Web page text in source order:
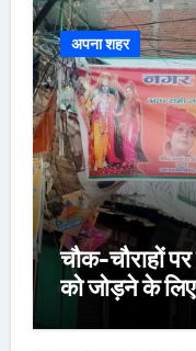
अपना शहर
चौक-चौराहों
को जोड़ने के लिए